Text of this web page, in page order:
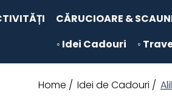
CĂRUCIOARE &
◦ Idei Cadouri
◦
Home / Idei de Cadouri /